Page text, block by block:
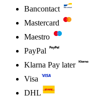
Bancontact
Mastercard
Maestro
PayPal
Klarna Pay later
Visa
DHL